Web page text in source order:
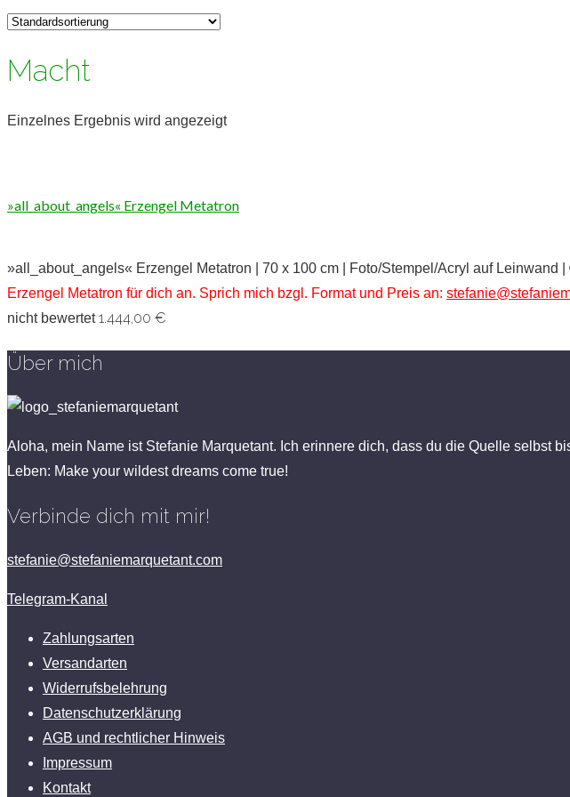
Macht
Einzelnes Ergebnis wird angezeigt
»all_about_angels« Erzengel Metatron
»all_about_angels« Erzengel Metatron | 70 x 100 cm | Foto/Stempel/Acryl auf Leinwand
Erzengel Metatron für dich an. Sprich mich bzgl. Format und Preis an:
nicht bewertet 1.444,00 €
Über mich
Aloha, mein Name ist Stefanie Marquetant. Ich erinnere dich, dass du die Quelle selbst
Leben: Make your wildest dreams come true!
Verbinde dich mit mir!
stefanie@stefaniemarquetant.com
Telegram-Kanal
Zahlungsarten
Versandarten
Widerrufsbelehrung
Datenschutzerklärung
AGB und rechtlicher Hinweis
Impressum
Kontakt